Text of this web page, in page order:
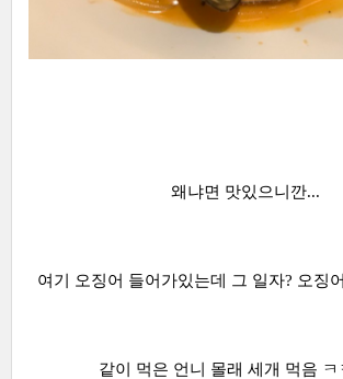
왜냐면 맛있으니깐...
여기 오징어 들어가있는데 그 일자? 오징
같이 먹은 언니 몰래 세개 먹음 ㅋ